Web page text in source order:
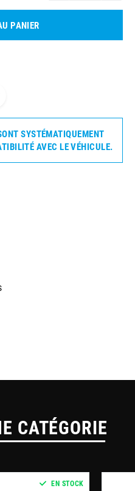
PANIER
SYSTÉMATIQUEMENT
AVEC LE VÉHICULE.
CATÉGORIE
EN STOCK